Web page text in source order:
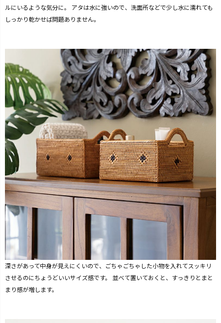
ルにいるような気分に。 アタは水に強いので、洗面所などで少し水に濡れても
しっかり乾かせば問題ありません。
深さがあって中身が見えにくいので、ごちゃごちゃした小物を入れてスッキリ
させるのにちょうどいいサイズ感です。 並べて置いておくと、すっきりとまと
まり感が増します。